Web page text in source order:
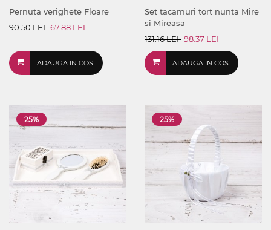
Pernuta verighete Floare
90.50 LEI 67.88 LEI
ADAUGA IN COS
Set tacamuri tort nunta Mire
si Mireasa
131.16 LEI 98.37 LEI
ADAUGA IN COS
25% 25%